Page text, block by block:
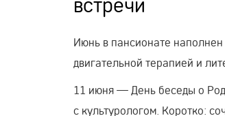
Июнь в пансионате
двигательной терапией и
11 июня — День беседы о
с культурологом. Коротко: